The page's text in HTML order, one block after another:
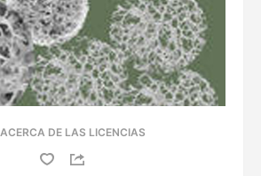
ACERCA DE LAS LICENCIAS